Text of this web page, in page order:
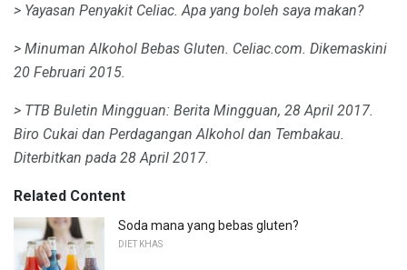
> Yayasan Penyakit Celiac. Apa yang boleh saya makan?
> Minuman Alkohol Bebas Gluten. Celiac.com. Dikemaskini
20 Februari 2015.
> TTB Buletin Mingguan: Berita Mingguan, 28 April 2017.
Biro Cukai dan Perdagangan Alkohol dan Tembakau.
Diterbitkan pada 28 April 2017.
Related Content
Soda mana yang bebas gluten?
DIET KHAS